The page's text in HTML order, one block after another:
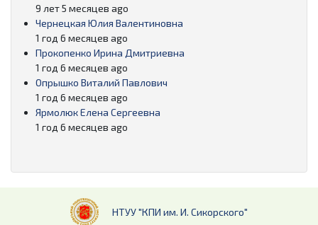
9 лет 5 месяцев ago
Чернецкая Юлия Валентиновна
1 год 6 месяцев ago
Прокопенко Ирина Дмитриевна
1 год 6 месяцев ago
Опрышко Виталий Павлович
1 год 6 месяцев ago
Ярмолюк Елена Сергеевна
1 год 6 месяцев ago
НТУУ "КПИ им. И. Сикорского"